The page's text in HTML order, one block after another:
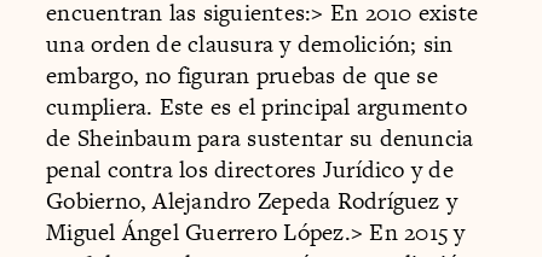
encuentran las siguientes:> En 2010 existe
una orden de clausura y demolición; sin
embargo, no figuran pruebas de que se
cumpliera. Este es el principal argumento
de Sheinbaum para sustentar su denuncia
penal contra los directores Jurídico y de
Gobierno, Alejandro Zepeda Rodríguez y
Miguel Ángel Guerrero López.> En 2015 y